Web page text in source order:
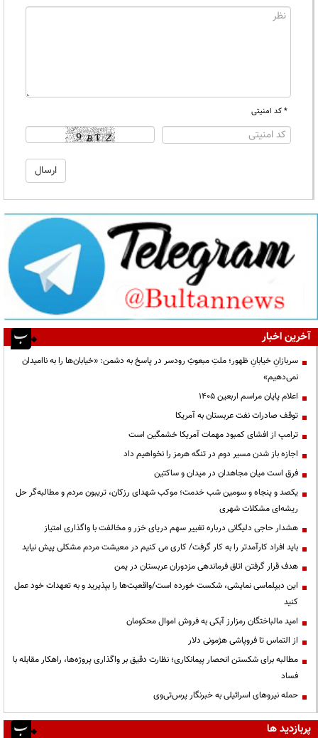
* کد امنیتی
آخرین اخبار
سربازانِ خیابانِ ظهور؛ ملتِ مبعوثِ رودسر در پاسخ به دشمن: «خیابان‌ها را به ناامیدان
نمی‌دهیم»
اعلام پایان مراسم اربعین ۱۴۰۵
توقف صادرات نفت عربستان به آمریکا
ترامپ از افشای کمبود مهمات آمریکا خشمگین است
اجازه باز شدن مسیر دوم در تنگه هرمز را نخواهیم داد
فرق است میان مجاهدان در میدان و ساکتین
یکصد و پنجاه و سومین شب خدمت؛ موکب شهدای رزکان، تریبون مردم و مطالبه‌گر حل
ریشه‌ای مشکلات شهری
هشدار حاجی دلیگانی درباره تغییر سهم دریای خزر و مخالفت با واگذاری امتیاز
باید افراد کارآمدتر را به کار گرفت/ کاری می کنیم در معیشت مردم مشکلی پیش نیاید
هدف قرار گرفتن اتاق‌ فرماندهی مزدوران عربستان در یمن
این دیپلماسی نمایشی، شکست خورده است/واقعیت‌ها را بپذیرید و به تعهدات خود عمل
کنید
امید مالباختگان رمزارز آبکی به فروش اموال محکومان
از التماس تا فروپاشی هژمونی دلار
مطالبه برای شکستن انحصار پیمانکاری؛ نظارت دقیق بر واگذاری پروژه‌ها، راهکار مقابله با
فساد
حمله نیروهای اسرائیلی به خبرنگار پرس‌تی‌وی
پربازدید ها